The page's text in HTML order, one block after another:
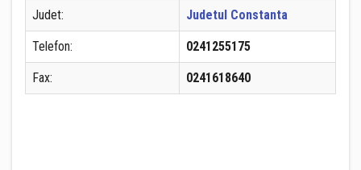
Judet: Judetul Constanta
Telefon: 0241255175
Fax: 0241618640